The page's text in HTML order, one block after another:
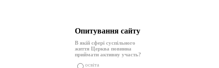
Опитування сайту
В якій сфері суспільного
життя Церква повинна
приймати активну участь?
освіта